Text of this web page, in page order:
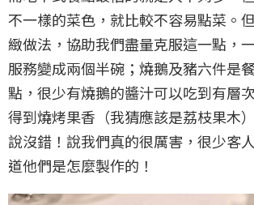
不一樣的菜色，就比較不容易點菜。
緻做法，協助我們盡量克服這一點，
服務變成兩個半碗；燒鵝及豬六件是
點，很少有燒鵝的醬汁可以吃到有層
得到燒烤果香（我猜應該是荔枝果木
說沒錯！說我們真的很厲害，很少客
道他們是怎麼製作的！